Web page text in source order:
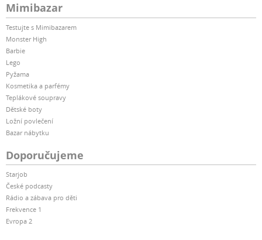
Mimibazar
Testujte s Mimibazarem
Monster High
Barbie
Lego
Pyžama
Kosmetika a parfémy
Teplákové soupravy
Dětské boty
Ložní povlečení
Bazar nábytku
Doporučujeme
Starjob
České podcasty
Rádio a zábava pro děti
Frekvence 1
Evropa 2